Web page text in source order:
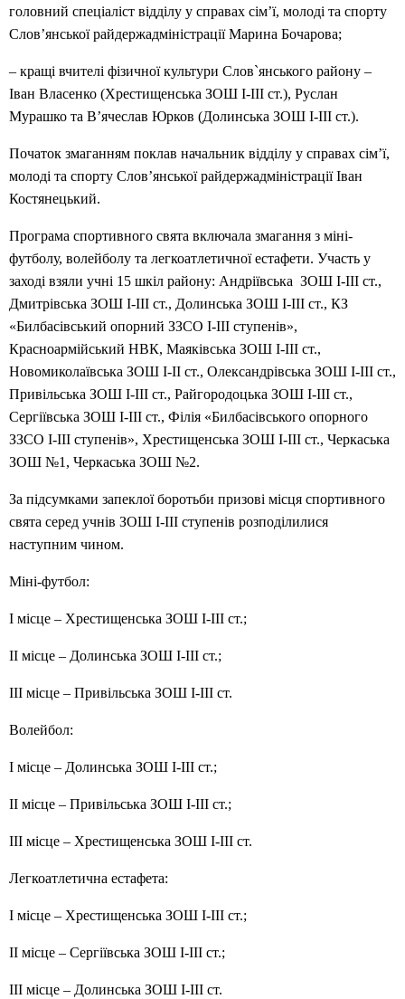
головний спеціаліст відділу у справах сім’ї, молоді та спорту
Слов’янської райдержадміністрації Марина Бочарова;
– кращі вчителі фізичної культури Слов`янського району –
Іван Власенко (Хрестищенська ЗОШ І-ІІІ ст.), Руслан
Мурашко та В’ячеслав Юрков (Долинська ЗОШ І-ІІІ ст.).
Початок змаганням поклав начальник відділу у справах сім’ї,
молоді та спорту Слов’янської райдержадміністрації Іван
Костянецький.
Програма спортивного свята включала змагання з міні-
футболу, волейболу та легкоатлетичної естафети. Участь у
заході взяли учні 15 шкіл району: Андріївська ЗОШ І-ІІІ ст.,
Дмитрівська ЗОШ І-ІІІ ст., Долинська ЗОШ І-ІІІ ст., КЗ
«Билбасівський опорний ЗЗСО І-ІІІ ступенів»,
Красноармійський НВК, Маяківська ЗОШ І-ІІІ ст.,
Новомиколаївська ЗОШ І-ІІ ст., Олександрівська ЗОШ І-ІІІ ст.,
Привільська ЗОШ І-ІІІ ст., Райгородоцька ЗОШ І-ІІІ ст.,
Сергіївська ЗОШ І-ІІІ ст., Філія «Билбасівського опорного
ЗЗСО І-ІІІ ступенів», Хрестищенська ЗОШ І-ІІІ ст., Черкаська
ЗОШ №1, Черкаська ЗОШ №2.
За підсумками запеклої боротьби призові місця спортивного
свята серед учнів ЗОШ І-ІІІ ступенів розподілилися
наступним чином.
Міні-футбол:
І місце – Хрестищенська ЗОШ І-ІІІ ст.;
ІІ місце – Долинська ЗОШ І-ІІІ ст.;
ІІІ місце – Привільська ЗОШ І-ІІІ ст.
Волейбол:
І місце – Долинська ЗОШ І-ІІІ ст.;
ІІ місце – Привільська ЗОШ І-ІІІ ст.;
ІІІ місце – Хрестищенська ЗОШ І-ІІІ ст.
Легкоатлетична естафета:
І місце – Хрестищенська ЗОШ І-ІІІ ст.;
ІІ місце – Сергіївська ЗОШ І-ІІІ ст.;
ІІІ місце – Долинська ЗОШ І-ІІІ ст.